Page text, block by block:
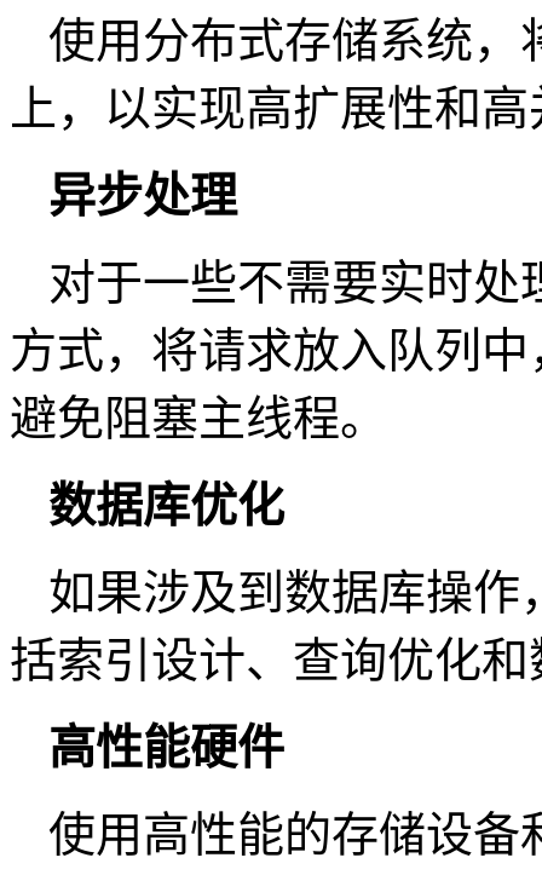
使用分布式存储系统，
上，以实现高扩展性和
异步处理
对于一些不需要实时
方式，将请求放入队列
避免阻塞主线程。
数据库优化
如果涉及到数据库操作
括索引设计、查询优化
高性能硬件
使用高性能的存储设备